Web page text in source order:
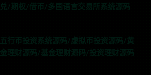
兑/期权/借币/多国语言交易所系统源码
五行币投资系统源码/虚拟币投资源码/黄
金理财源码/基金理财源码/投资理财源码